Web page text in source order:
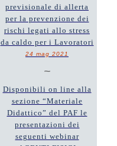
previsionale di allerta
per la prevenzione dei
rischi legati allo stress
da caldo per i Lavoratori
24 mag 2021
~
Disponibili on line alla
sezione “Materiale
Didattico” del PAF le
presentazioni dei
seguenti webinar